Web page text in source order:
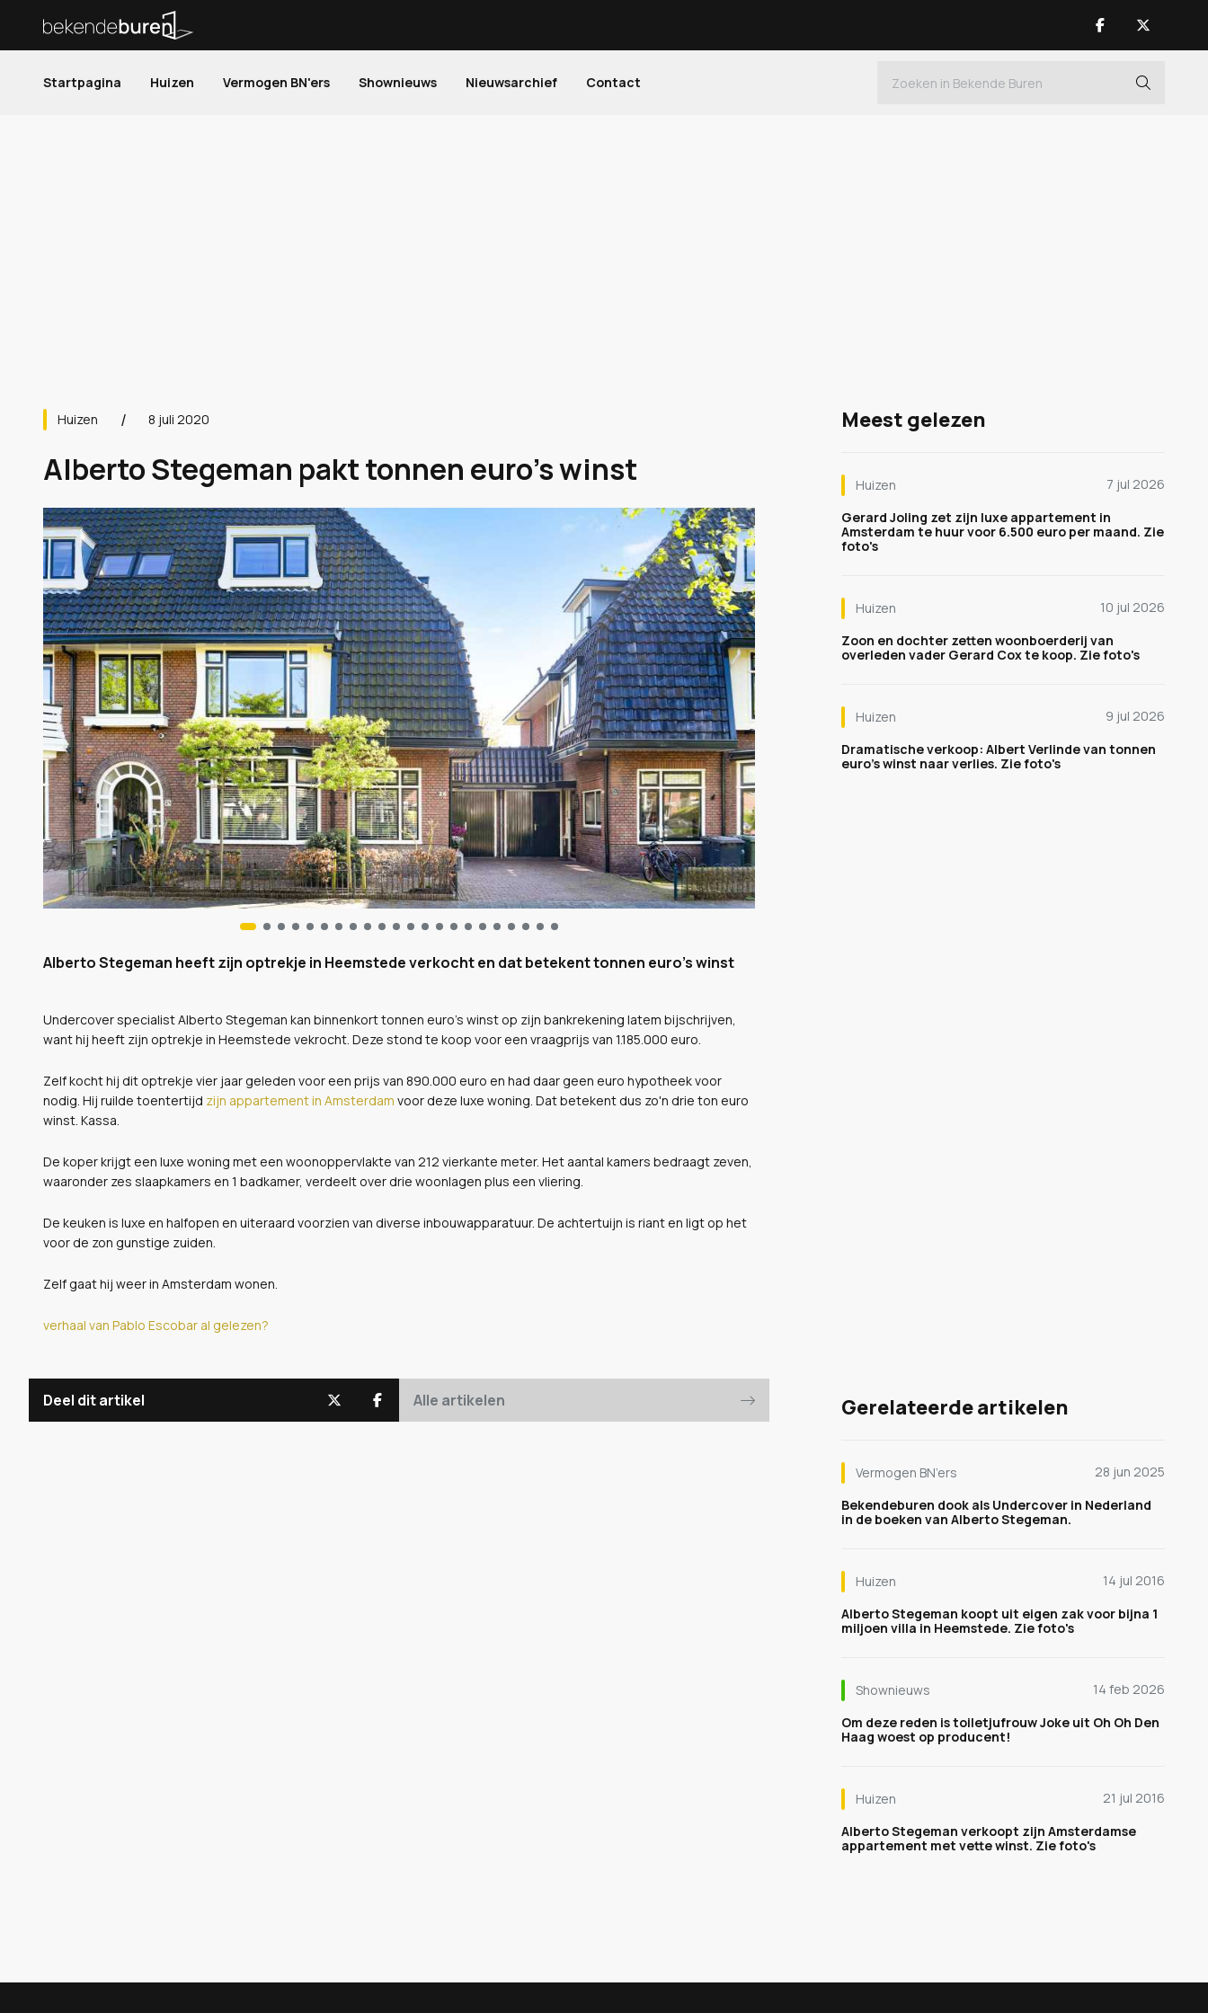
Startpagina Huizen Vermogen BN'ers Shownieuws Nieuwsarchief Contact
Huizen 8 juli 2020
Alberto Stegeman pakt tonnen euro's winst
Alberto Stegeman heeft zijn optrekje in Heemstede verkocht en dat betekent tonnen euro's winst
Undercover specialist Alberto Stegeman kan binnenkort tonnen euro's winst op zijn bankrekening latem bijschrijven,
want hij heeft zijn optrekje in Heemstede vekrocht. Deze stond te koop voor een vraagprijs van 1.185.000 euro.
Zelf kocht hij dit optrekje vier jaar geleden voor een prijs van 890.000 euro en had daar geen euro hypotheek voor
nodig. Hij ruilde toentertijd zijn appartement in Amsterdam voor deze luxe woning. Dat betekent dus zo'n drie ton euro
winst. Kassa.
De koper krijgt een luxe woning met een woonoppervlakte van 212 vierkante meter. Het aantal kamers bedraagt zeven,
waaronder zes slaapkamers en 1 badkamer, verdeelt over drie woonlagen plus een vliering.
De keuken is luxe en halfopen en uiteraard voorzien van diverse inbouwapparatuur. De achtertuijn is riant en ligt op het
voor de zon gunstige zuiden.
Zelf gaat hij weer in Amsterdam wonen.
verhaal van Pablo Escobar al gelezen?
Deel dit artikel Alle artikelen
Meest gelezen
Huizen
7 jul 2026
Gerard Joling zet zijn luxe appartement in
Amsterdam te huur voor 6.500 euro per maand. Zie
foto's
Huizen
10 jul 2026
Zoon en dochter zetten woonboerderij van
overleden vader Gerard Cox te koop. Zie foto's
Huizen
9 jul 2026
Dramatische verkoop: Albert Verlinde van tonnen
euro's winst naar verlies. Zie foto's
Gerelateerde artikelen
Vermogen BN’ers
28 jun 2025
Bekendeburen dook als Undercover in Nederland
in de boeken van Alberto Stegeman.
Huizen
14 jul 2016
Alberto Stegeman koopt uit eigen zak voor bijna 1
miljoen villa in Heemstede. Zie foto's
Shownieuws
14 feb 2026
Om deze reden is toiletjufrouw Joke uit Oh Oh Den
Haag woest op producent!
Huizen
21 jul 2016
Alberto Stegeman verkoopt zijn Amsterdamse
appartement met vette winst. Zie foto's